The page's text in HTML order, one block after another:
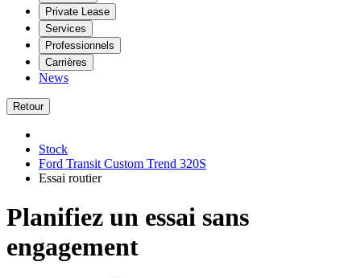
Private Lease
Services
Professionnels
Carrières
News
Retour
Stock
Ford Transit Custom Trend 320S
Essai routier
Planifiez un essai sans
engagement